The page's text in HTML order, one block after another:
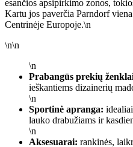
esančios apsipirkimo zonos,
Kartu jos paverčia Parndorf
Centrinėje Europoje.\n
\n\n
\n
Prabangūs prekių
ieškantiems dizainerių
\n
Sportinė apranga:
lauko drabužiams ir
\n
Aksesuarai: rankinės,